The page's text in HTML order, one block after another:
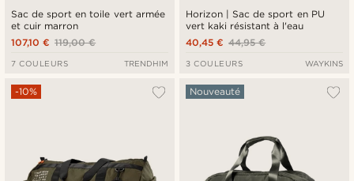
Sac de sport en toile vert armée
et cuir marron
119,00 €
107,10 €
7 COULEURS TRENDHIM
Horizon | Sac de sport en PU
vert kaki résistant à l'eau
44,95 €
40,45 €
3 COULEURS WAYKINS
-10% Nouveauté